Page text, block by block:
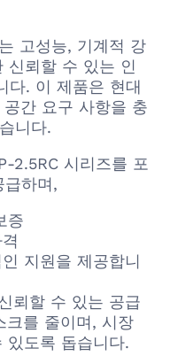
고성능, 기계적 강
신뢰할 수 있는 인
다. 이 제품은 현대
간 요구 사항을 충
니다.
2.5RC 시리즈를 포
하며,
증
지원을 제공합니
뢰할 수 있는 공급
크를 줄이며, 시장
있도록 돕습니다.